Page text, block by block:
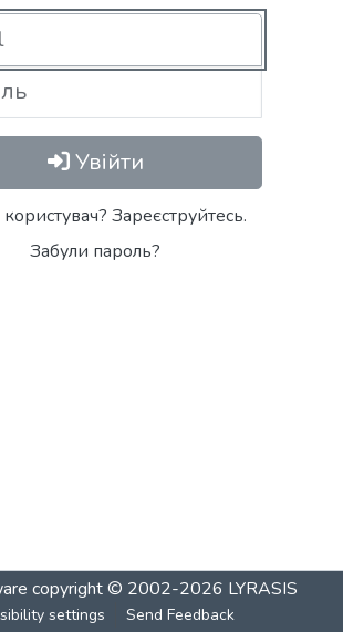
Увійти
Зареєструйтесь.
Забули пароль?
copyright © 2002-2026 LYRASIS
settings Send Feedback